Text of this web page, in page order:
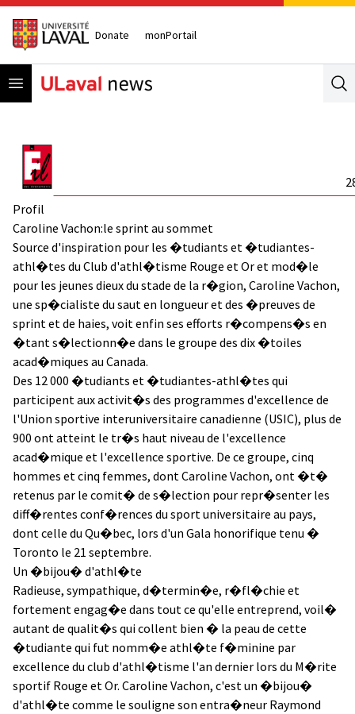
Donate monPortail
Open menu
Profil
Caroline Vachon:le sprint au sommet
Source d'inspiration pour les �tudiants et �tudiantes-
athl�tes du Club d'athl�tisme Rouge et Or et mod�le
pour les jeunes dieux du stade de la r�gion, Caroline Vachon,
une sp�cialiste du saut en longueur et des �preuves de
sprint et de haies, voit enfin ses efforts r�compens�s en
�tant s�lectionn�e dans le groupe des dix �toiles
acad�miques au Canada.
Des 12 000 �tudiants et �tudiantes-athl�tes qui
participent aux activit�s des programmes d'excellence de
l'Union sportive interuniversitaire canadienne (USIC), plus de
900 ont atteint le tr�s haut niveau de l'excellence
acad�mique et l'excellence sportive. De ce groupe, cinq
hommes et cinq femmes, dont Caroline Vachon, ont �t�
retenus par le comit� de s�lection pour repr�senter les
diff�rentes conf�rences du sport universitaire au pays,
dont celle du Qu�bec, lors d'un Gala honorifique tenu �
Toronto le 21 septembre.
Un �bijou� d'athl�te
Radieuse, sympathique, d�termin�e, r�fl�chie et
fortement engag�e dans tout ce qu'elle entreprend, voil�
autant de qualit�s qui collent bien � la peau de cette
�tudiante qui fut nomm�e athl�te f�minine par
excellence du club d'athl�tisme l'an dernier lors du M�rite
sportif Rouge et Or. Caroline Vachon, c'est un �bijou�
d'athl�te comme le souligne son entra�neur Raymond